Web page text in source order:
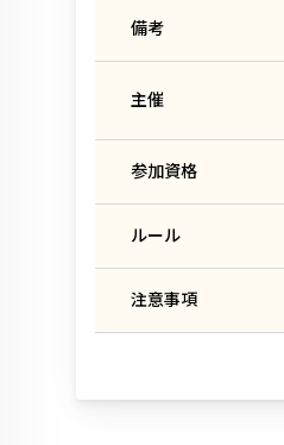
備考
主催
参加資格
ルール
注意事項